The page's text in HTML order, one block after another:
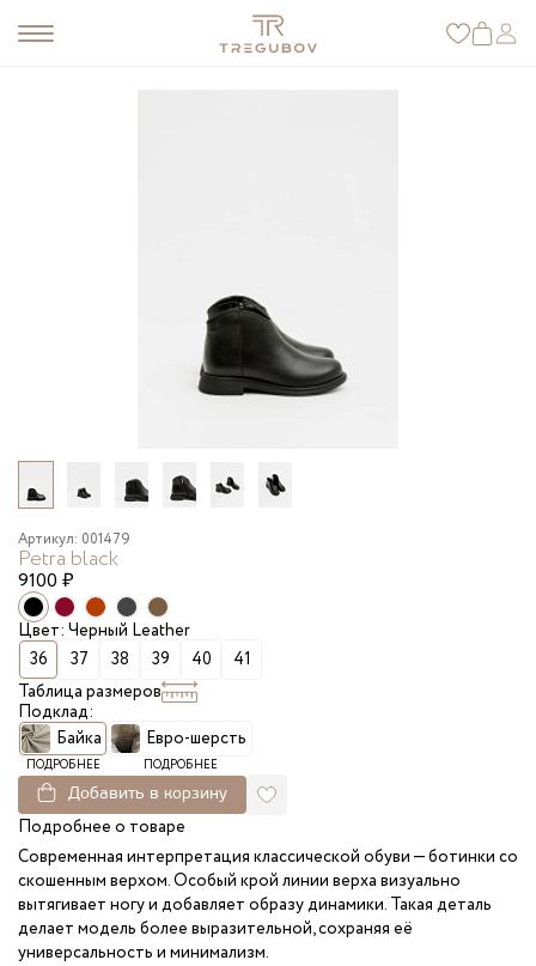
Артикул: 001479
Petra black
9100 ₽
Цвет: Черный Leather
36
37 38 39 40
41
Таблица размеров
Подклад:
Байка
ПОДРОБНЕЕ
Евро-шерсть
ПОДРОБНЕЕ
Добавить в корзину
Подробнее о товаре
Современная интерпретация классической обуви — ботинки со
скошенным верхом. Особый крой линии верха визуально
вытягивает ногу и добавляет образу динамики. Такая деталь
делает модель более выразительной, сохраняя её
универсальность и минимализм.